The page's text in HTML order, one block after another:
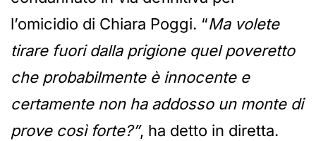
l’omicidio di Chiara Poggi. “Ma volete
tirare fuori dalla prigione quel poveretto
che probabilmente è innocente e
certamente non ha addosso un monte di
prove così forte?”, ha detto in diretta.